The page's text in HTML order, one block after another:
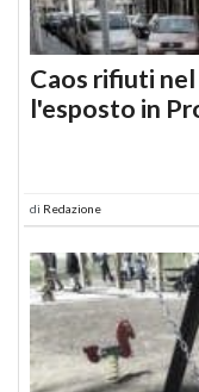
Caos rifiuti
l'esposto in
di Redazione